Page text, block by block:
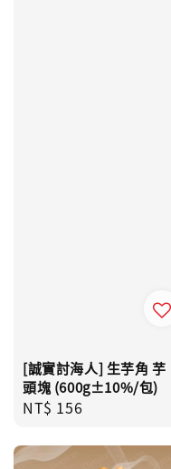
[誠實討海人] 生芋角 芋
頭塊 (600g±10%/包)
Regular
NT$ 156